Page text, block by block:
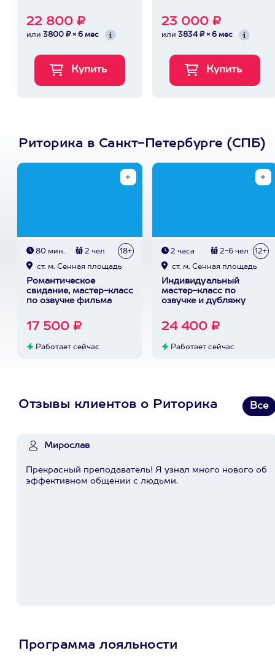
22 800 ₽
или 3800 ₽ × 6 мес
23 000 ₽
или 3834 ₽ × 6 мес
Риторика в Санкт-Петербурге (СПБ)
80 мин. 2 чел 18+
ст. м. Сенная площадь
Романтическое
свидание, мастер-класс
по озвучке фильма
17 500 ₽
Работает сейчас
2 часа 2-6 чел 12+
ст. м. Сенная площадь
Индивидуальный
мастер-класс по
озвучке и дубляжу
24 400 ₽
Работает сейчас
Отзывы клиентов о Риторика Все
Мирослав
Прекрасный преподаватель! Я узнал много нового об
эффективном общении с людьми.
Программа лояльности